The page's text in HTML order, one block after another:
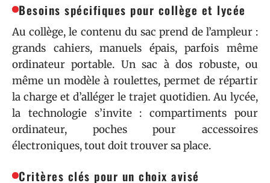
Besoins spécifiques pour collège et lycée
Au collège, le contenu du sac prend de l’ampleur :
grands cahiers, manuels épais, parfois même
ordinateur portable. Un sac à dos robuste, ou
même un modèle à roulettes, permet de répartir
la charge et d’alléger le trajet quotidien. Au lycée,
la technologie s’invite : compartiments pour
ordinateur, poches pour accessoires
électroniques, tout doit trouver sa place.
Critères clés pour un choix avisé